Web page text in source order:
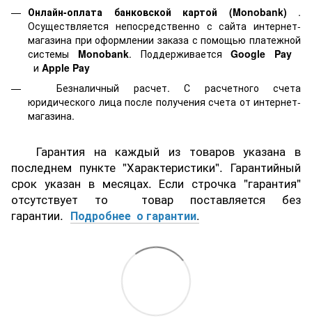
Онлайн-оплата банковской картой
(Monobank) .
Осуществляется непосредственно с сайта интернет-
магазина при оформлении заказа с помощью платежной
системы Monobank. ПоддерживаетсяGoogle Pay
и Apple Pay
Безналичный расчет. С расчетного счета
юридического лица после получения счета от интернет-
магазина.
Гарантия на каждый из товаров указана в
последнем пункте "Характеристики". Гарантийный
срок указан в месяцах. Если строчка "гарантия"
отсутствует то товар поставляется без
гарантии. Подробнее о гарантии.